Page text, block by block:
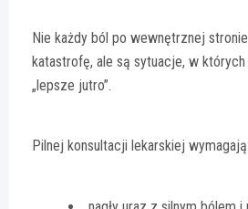
Nie każdy ból po wewnętrznej
katastrofę, ale są sytuacje, w
„lepsze jutro”.
Pilnej konsultacji lekarskiej wymagają: